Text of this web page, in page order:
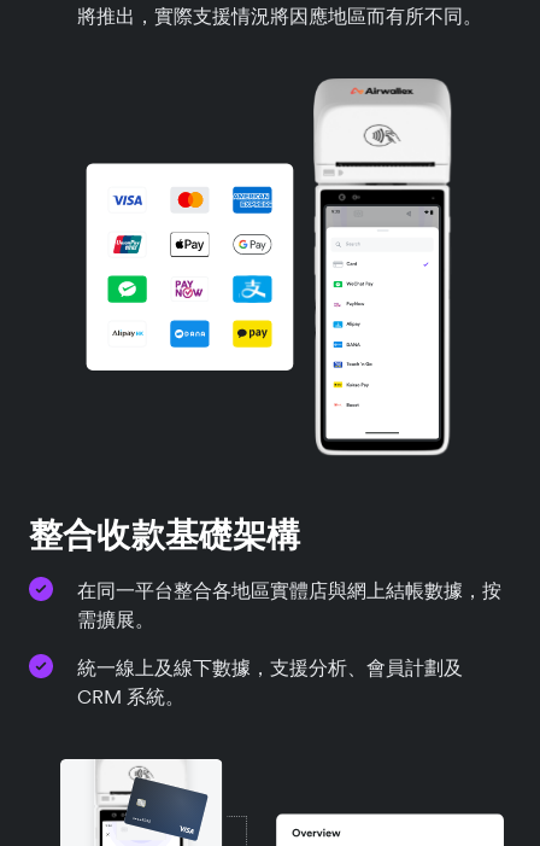
將推出，實際支援情況將因應地區而有所不同。
整合收款基礎架構
在同一平台整合各地區實體店與網上結帳數據，按
需擴展。
統一線上及線下數據，支援分析、會員計劃及
CRM 系統。